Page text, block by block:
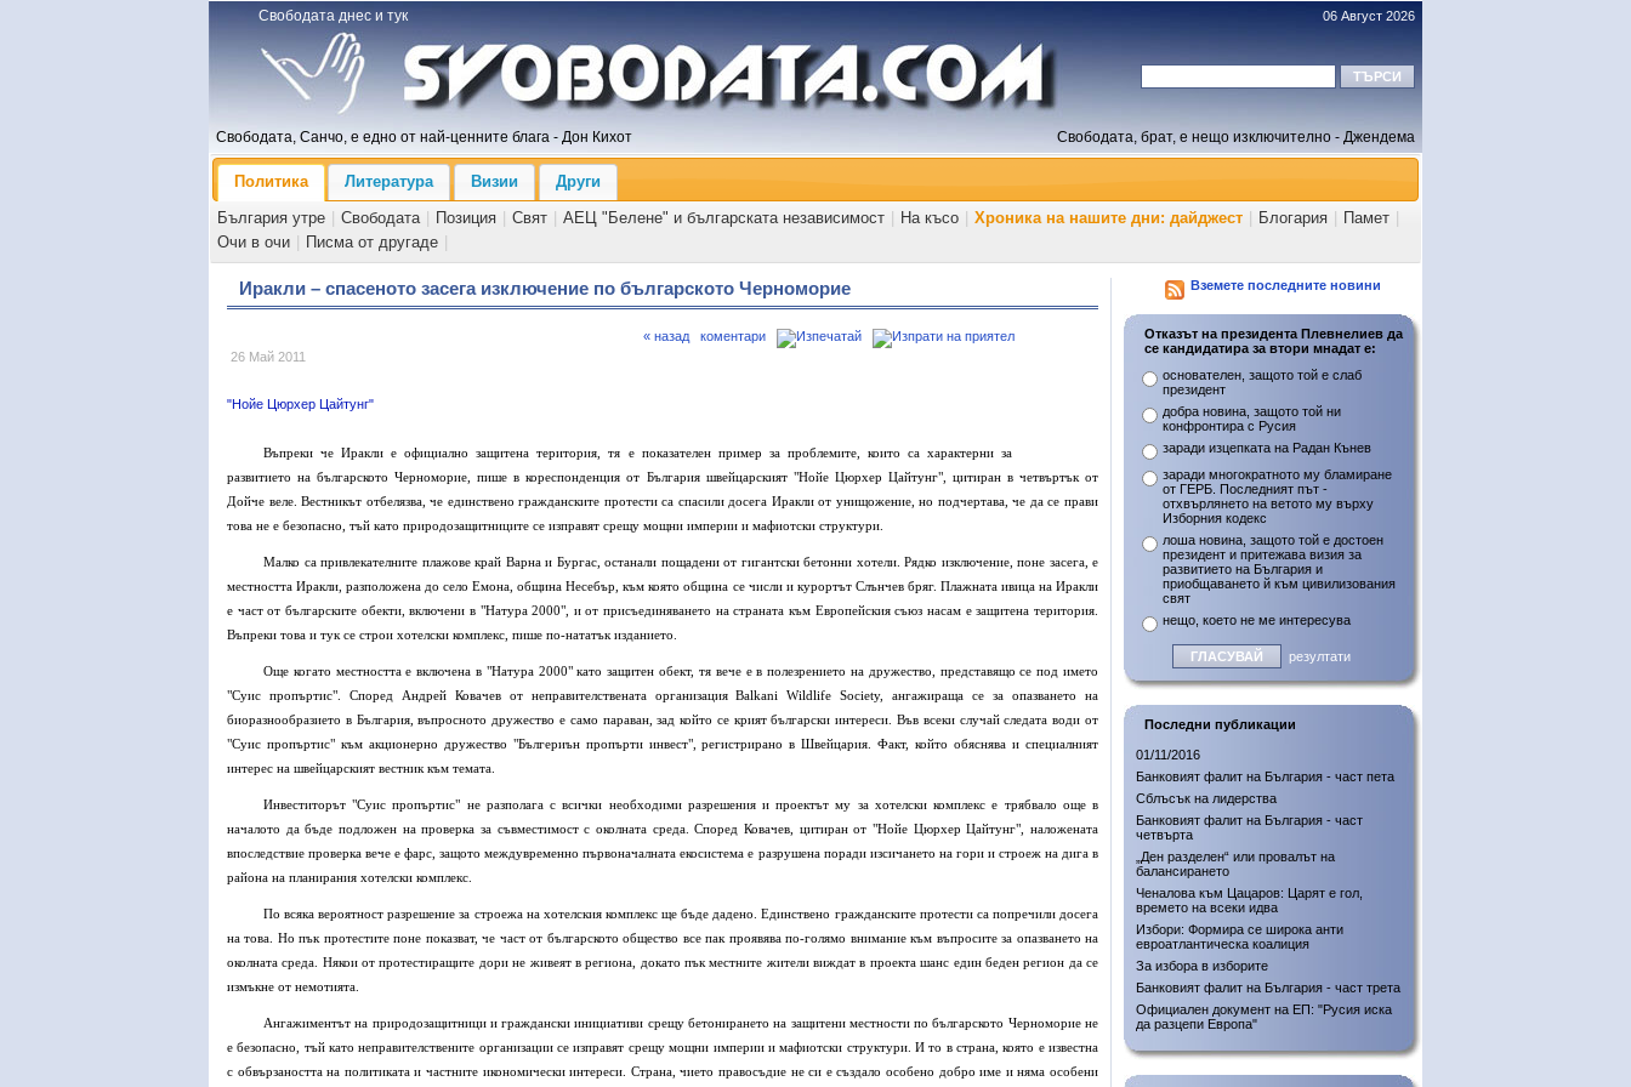
Свободата днес и тук 06 Август 2026
Свободата, Санчо, е едно от най-ценните блага - Дон Кихот Свободата, брат, е нещо изключително - Джендема
Политика Литература Визии
Други
България утре
Свободата Позиция Свят АЕЦ "Белене" и българската независимост На късо Хроника на нашите дни: дайджест Блогария Памет
Очи в очи
Писма от другаде
Иракли – спасеното засега изключение по българското Черноморие
26 Май 2011
« назад коментари
"Нойе Цюрхер Цайтунг"
Въпреки че Иракли е официално защитена територия, тя е показателен пример за проблемите, които са характерни за
развитието на българското Черноморие, пише в кореспонденция от България швейцарският "Нойе Цюрхер Цайтунг", цитиран в четвъртък от
Дойче веле. Вестникът отбелязва, че единствено гражданските протести са спасили досега Иракли от унищожение, но подчертава, че да се прави
това не е безопасно, тъй като природозащитниците се изправят срещу мощни империи и мафиотски структури.
Малко са привлекателните плажове край Варна и Бургас, останали пощадени от гигантски бетонни хотели. Рядко изключение, поне засега, е
местността Иракли, разположена до село Емона, община Несебър, към която община се числи и курортът Слънчев бряг. Плажната ивица на Иракли
е част от българските обекти, включени в "Натура 2000", и от присъединяването на страната към Европейския съюз насам е защитена територия.
Въпреки това и тук се строи хотелски комплекс, пише по-нататък изданието.
Още когато местността е включена в "Натура 2000" като защитен обект, тя вече е в полезрението на дружество, представящо се под името
"Суис пропъртис". Според Андрей Ковачев от неправителствената организация Balkani Wildlife Society, ангажираща се за опазването на
биоразнообразието в България, въпросното дружество е само параван, зад който се крият български интереси. Във всеки случай следата води от
"Суис пропъртис" към акционерно дружество "Бългериън пропърти инвест", регистрирано в Швейцария. Факт, който обяснява и специалният
интерес на швейцарският вестник към темата.
Инвеститорът "Суис пропъртис" не разполага с всички необходими разрешения и проектът му за хотелски комплекс е трябвало още в
началото да бъде подложен на проверка за съвместимост с околната среда. Според Ковачев, цитиран от "Нойе Цюрхер Цайтунг", наложената
впоследствие проверка вече е фарс, защото междувременно първоначалната екосистема е разрушена поради изсичането на гори и строеж на дига в
района на планирания хотелски комплекс.
По всяка вероятност разрешение за строежа на хотелския комплекс ще бъде дадено. Единствено гражданските протести са попречили досега
на това. Но пък протестите поне показват, че част от българското общество все пак проявява по-голямо внимание към въпросите за опазването на
околната среда. Някои от протестиращите дори не живеят в региона, докато пък местните жители виждат в проекта шанс един беден регион да се
измъкне от немотията.
Ангажиментът на природозащитници и граждански инициативи срещу бетонирането на защитени местности по българското Черноморие не
е безопасно, тъй като неправителствените организации се изправят срещу мощни империи и мафиотски структури. И то в страна, която е известна
с обвързаността на политиката и частните икономически интереси. Страна, чието правосъдие не си е създало особено добро име и няма особени
Вземете последните новини
Отказът на президента Плевнелиев да
се кандидатира за втори мнадат е:
основателен, защото той е слаб
президент
добра новина, защото той ни
конфронтира с Русия
заради изцепката на Радан Кънев
заради многократното му бламиране
от ГЕРБ. Последният път -
отхвърлянето на ветото му върху
Изборния кодекс
лоша новина, защото той е достоен
президент и притежава визия за
развитието на България и
приобщаването й към цивилизования
свят
нещо, което не ме интересува
резултати
Последни публикации
01/11/2016
Банковият фалит на България - част пета
Сблъсък на лидерства
Банковият фалит на България - част
четвърта
„Ден разделен“ или провалът на
балансирането
Ченалова към Цацаров: Царят е гол,
времето на всеки идва
Избори: Формира се широка анти
евроатлантическа коалиция
За избора в изборите
Банковият фалит на България - част трета
Официален документ на ЕП: "Русия иска
да разцепи Европа"